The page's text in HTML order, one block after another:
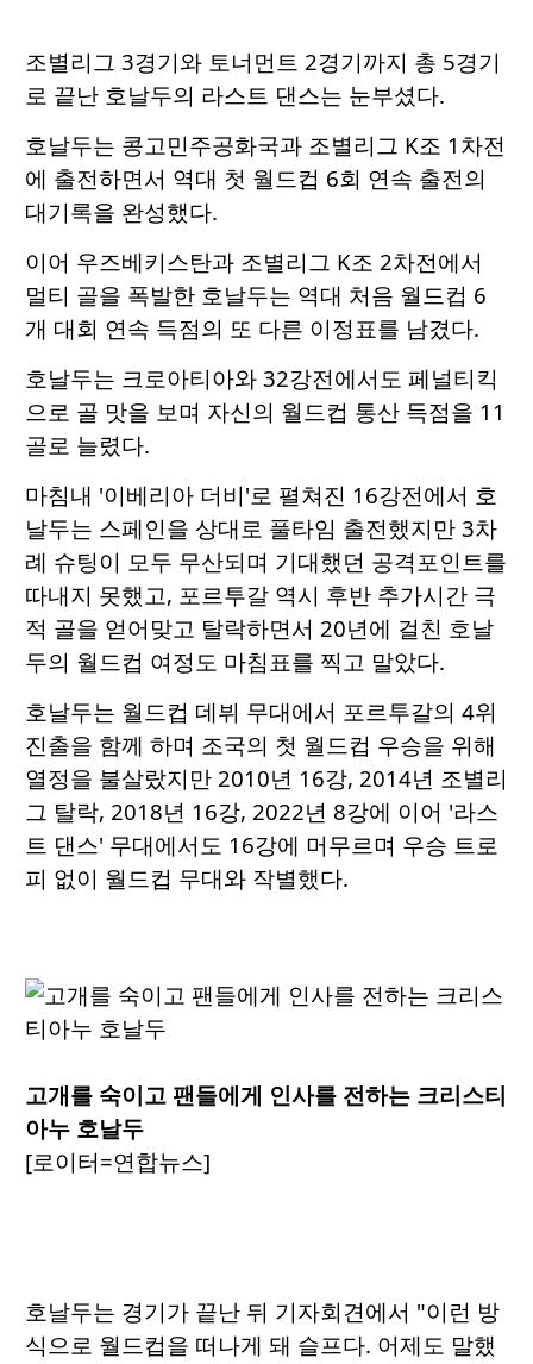
조별리그 3경기와 토너먼트 2경기까지 총 5경기
로 끝난 호날두의 라스트 댄스는 눈부셨다.
호날두는 콩고민주공화국과 조별리그 K조 1차전
에 출전하면서 역대 첫 월드컵 6회 연속 출전의
대기록을 완성했다.
이어 우즈베키스탄과 조별리그 K조 2차전에서
멀티 골을 폭발한 호날두는 역대 처음 월드컵 6
개 대회 연속 득점의 또 다른 이정표를 남겼다.
호날두는 크로아티아와 32강전에서도 페널티킥
으로 골 맛을 보며 자신의 월드컵 통산 득점을 11
골로 늘렸다.
마침내 '이베리아 더비'로 펼쳐진 16강전에서 호
날두는 스페인을 상대로 풀타임 출전했지만 3차
례 슈팅이 모두 무산되며 기대했던 공격포인트를
따내지 못했고, 포르투갈 역시 후반 추가시간 극
적 골을 얻어맞고 탈락하면서 20년에 걸친 호날
두의 월드컵 여정도 마침표를 찍고 말았다.
호날두는 월드컵 데뷔 무대에서 포르투갈의 4위
진출을 함께 하며 조국의 첫 월드컵 우승을 위해
열정을 불살랐지만 2010년 16강, 2014년 조별리
그 탈락, 2018년 16강, 2022년 8강에 이어 '라스
트 댄스' 무대에서도 16강에 머무르며 우승 트로
피 없이 월드컵 무대와 작별했다.
고개를 숙이고 팬들에게 인사를 전하는 크리스티
아누 호날두
[로이터=연합뉴스]
호날두는 경기가 끝난 뒤 기자회견에서 "이런 방
식으로 월드컵을 떠나게 돼 슬프다. 어제도 말했